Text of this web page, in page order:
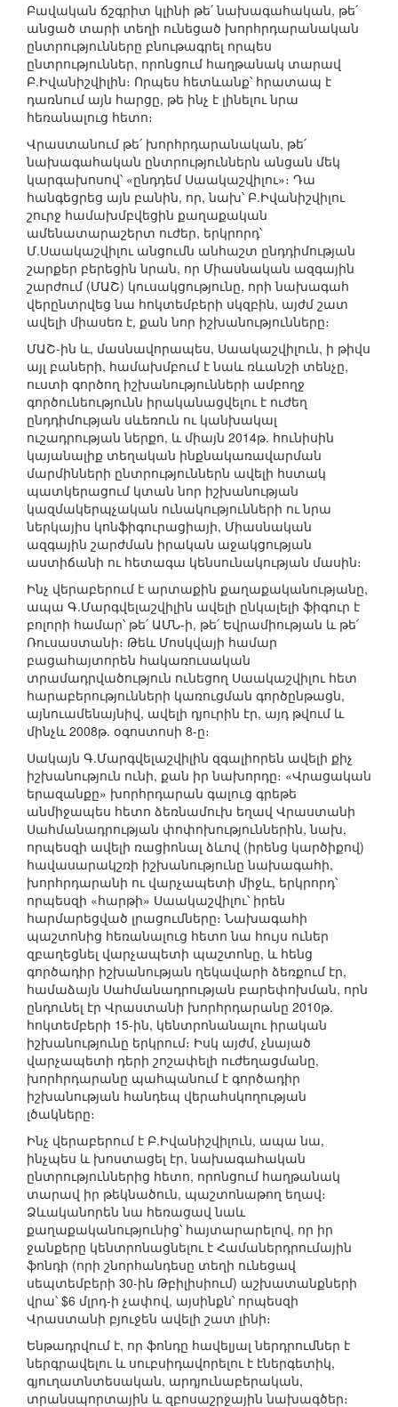
Բավական ճշգրիտ կլինի թե՛ նախագահական, թե՛
անցած տարի տեղի ունեցած խորհրդարանական
ընտրությունները բնութագրել որպես
ընտրություններ, որոնցում հաղթանակ տարավ
Բ.Իվանիշվիլին։ Որպես հետևանք՝ հրատապ է
դառնում այն հարցը, թե ինչ է լինելու նրա
հեռանալուց հետո։
Վրաստանում թե՛ խորհրդարանական, թե՛
նախագահական ընտրություններն անցան մեկ
կարգախոսով՝ «ընդդեմ Սաակաշվիլու»։ Դա
հանգեցրեց այն բանին, որ, նախ՝ Բ.Իվանիշվիլու
շուրջ համախմբվեցին քաղաքական
ամենատարաշերտ ուժեր, երկրորդ՝
Մ.Սաակաշվիլու անցումն անհաշտ ընդդիմության
շարքեր բերեցին նրան, որ Միասնական ազգային
շարժում (ՄԱՇ) կուսակցությունը, որի նախագահ
վերընտրվեց նա հոկտեմբերի սկզբին, այժմ շատ
ավելի միասեռ է, քան նոր իշխանությունները։
ՄԱՇ-ին և, մասնավորապես, Սաակաշվիլուն, ի թիվս
այլ բաների, համախմբում է նաև ռևանշի տենչը,
ուստի գործող իշխանությունների ամբողջ
գործունեությունն իրականացվելու է ուժեղ
ընդդիմության սևեռուն ու կանխակալ
ուշադրության ներքո, և միայն 2014թ. հունիսին
կայանալիք տեղական ինքնակառավարման
մարմինների ընտրություններն ավելի հստակ
պատկերացում կտան նոր իշխանության
կազմակերպչական ունակությունների ու նրա
ներկայիս կոնֆիգուրացիայի, Միասնական
ազգային շարժման իրական աջակցության
աստիճանի ու հետագա կենսունակության մասին։
Ինչ վերաբերում է արտաքին քաղաքականությանը,
ապա Գ.Մարգվելաշվիլին ավելի ընկալելի ֆիգուր է
բոլորի համար՝ թե՛ ԱՄՆ-ի, թե՛ Եվրամիության և թե՛
Ռուսաստանի։ Թեև Մոսկվայի համար
բացահայտորեն հակառուսական
տրամադրվածություն ունեցող Սաակաշվիլու հետ
հարաբերությունների կառուցման գործընթացն,
այնուամենայնիվ, ավելի դյուրին էր, այդ թվում և
մինչև 2008թ. օգոստոսի 8-ը։
Սակայն Գ.Մարգվելաշվիլին զգալիորեն ավելի քիչ
իշխանություն ունի, քան իր նախորդը։ «Վրացական
երազանքը» խորհրդարան գալուց գրեթե
անմիջապես հետո ձեռնամուխ եղավ Վրաստանի
Սահմանադրության փոփոխություններին, նախ,
որպեսզի ավելի ռացիոնալ ձևով (իրենց կարծիքով)
հավասարակշռի իշխանությունը նախագահի,
խորհրդարանի ու վարչապետի միջև, երկրորդ՝
որպեսզի «հարթի» Սաակաշվիլու՝ իրեն
հարմարեցված լրացումները։ Նախագահի
պաշտոնից հեռանալուց հետո նա հույս ուներ
զբաղեցնել վարչապետի պաշտոնը, և հենց
գործադիր իշխանության ղեկավարի ձեռքում էր,
համաձայն Սահմանադրության բարեփոխման, որն
ընդունել էր Վրաստանի խորհրդարանը 2010թ.
հոկտեմբերի 15-ին, կենտրոնանալու իրական
իշխանությունը երկրում։ Իսկ այժմ, չնայած
վարչապետի դերի շոշափելի ուժեղացմանը,
խորհրդարանը պահպանում է գործադիր
իշխանության հանդեպ վերահսկողության
լծակները։
Ինչ վերաբերում է Բ.Իվանիշվիլուն, ապա նա,
ինչպես և խոստացել էր, նախագահական
ընտրություններից հետո, որոնցում հաղթանակ
տարավ իր թեկնածուն, պաշտոնաթող եղավ։
Ձևականորեն նա հեռացավ նաև
քաղաքականությունից՝ հայտարարելով, որ իր
ջանքերը կենտրոնացնելու է Համաներդրումային
ֆոնդի (որի շնորհանդեսը տեղի ունեցավ
սեպտեմբերի 30-ին Թբիլիսիում) աշխատանքների
վրա՝ $6 մլրդ-ի չափով, այսինքն՝ որպեսզի
Վրաստանի բյուջեն ավելի շատ լինի։
Ենթադրվում է, որ ֆոնդը հավելյալ ներդրումներ է
ներգրավելու և սուբսիդավորելու է էներգետիկ,
գյուղատնտեսական, արդյունաբերական,
տրանսպորտային և զբոսաշրջային նախագծեր։